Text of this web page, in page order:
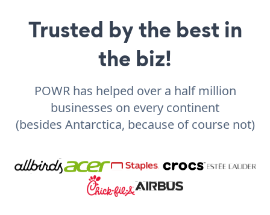
Trusted by the best in
the biz!
POWR has helped over a half million
businesses on every continent
(besides Antarctica, because of course not)